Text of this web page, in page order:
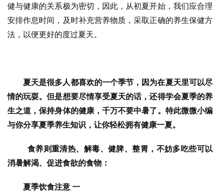
健与健康的关系极为密切，因此，从初夏开始，我们应合理
安排作息时间，及时补充营养物质，采取正确的养生保健方
法，以便更好的度过夏天。
夏天是很多人都喜欢的一个季节，因为在夏天里可以尽
情的玩耍。但是想要尽情享受夏天的话，还得学会夏季的养
生之道，保持身体的健康，千万不要中暑了。特此微微小编
与你分享夏季养生知识，让你轻松拥有健康一夏。
食养则重清热、解毒、健脾、整胃，不妨多吃些可以
消暑解渴、促进食欲的食物：
夏季饮食注意 一